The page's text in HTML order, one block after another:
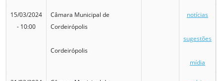
15/03/2024
- 10:00
Câmara Municipal de
Cordeirópolis
Cordeirópolis
notícias
sugestões
mídia